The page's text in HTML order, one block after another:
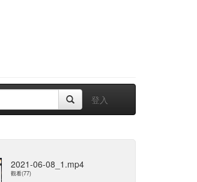
登入
2021-06-08_1.mp4
觀看(77)